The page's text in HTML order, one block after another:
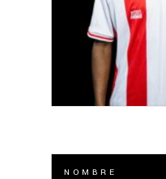
NOMBRE